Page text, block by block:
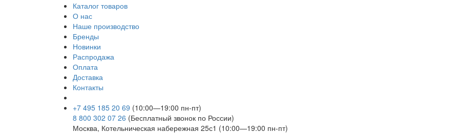
Каталог товаров
О нас
Наше производство
Бренды
Новинки
Распродажа
Оплата
Доставка
Контакты
+7 495 185 20 69 (10:00—19:00 пн-пт)
8 800 302 07 26 (Бесплатный звонок по России)
Москва, Котельническая набережная 25с1 (10:00—19:00 пн-пт)